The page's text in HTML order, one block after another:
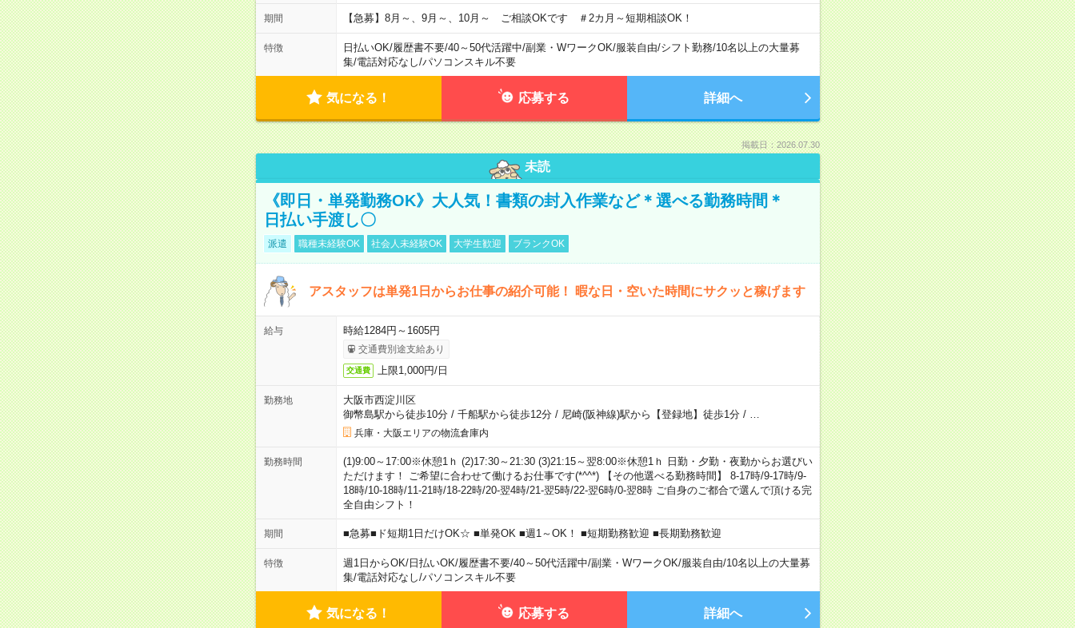
期間 【急募】8月～、9月～、10月～ ご相談OKです ＃2カ月～短期相談OK！
特徴 日払いOK/履歴書不要/40～50代活躍中/副業・WワークOK/服装自由/シフト勤務/10名以上の大量募
集/電話対応なし/パソコンスキル不要
気になる！ 応募する 詳細へ
掲載日：2026.07.30
未読
《即日・単発勤務OK》大人気！書類の封入作業など＊選べる勤務時間＊
日払い手渡し〇
派遣 職種未経験OK 社会人未経験OK 大学生歓迎 ブランクOK
アスタッフは単発1日からお仕事の紹介可能！ 暇な日・空いた時間にサクッと稼げます
給与 時給1284円～1605円
交通費別途支給あり
交通費 上限1,000円/日
勤務地
大阪市西淀川区
御幣島駅から徒歩10分/ 千船駅から徒歩12分/ 尼崎(阪神線)駅から【登録地】徒歩1分/
兵庫・大阪エリアの物流倉庫内
勤務時間
(1)9:00～17:00※休憩1ｈ (2)17:30～21:30 (3)21:15～翌8:00※休憩1ｈ 日勤・夕勤・夜勤からお選びい
ただけます！ ご希望に合わせて働けるお仕事です(*^^*) 【その他選べる勤務時間】 8-17時/9-17時/9-
18時/10-18時/11-21時/18-22時/20-翌4時/21-翌5時/22-翌6時/0-翌8時 ご自身のご都合で選んで頂ける完
全自由シフト！
期間 ■急募■ド短期1日だけOK☆ ■単発OK ■週1～OK！ ■短期勤務歓迎 ■長期勤務歓迎
特徴 週1日からOK/日払いOK/履歴書不要/40～50代活躍中/副業・WワークOK/服装自由/10名以上の大量募
集/電話対応なし/パソコンスキル不要
気になる！ 応募する 詳細へ